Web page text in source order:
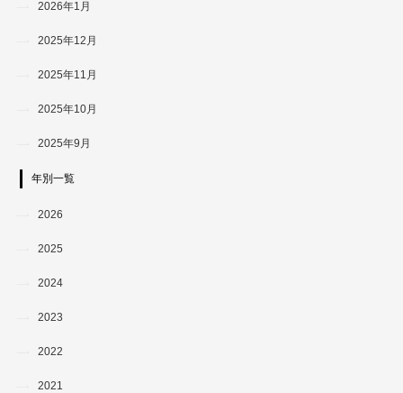
2026年1月
2025年12月
2025年11月
2025年10月
2025年9月
年別一覧
2026
2025
2024
2023
2022
2021